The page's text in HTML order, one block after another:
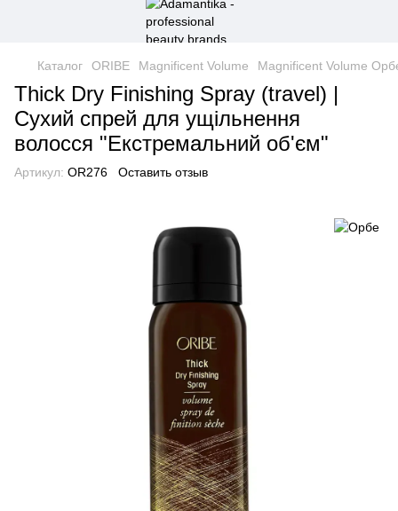
Каталог ORIBE Magnificent Volume Magnificent Volume
Thick Dry Finishing Spray (travel) |
Сухий спрей для ущільнення
волосся "Екстремальний об'єм"
Артикул: OR276 Оставить отзыв